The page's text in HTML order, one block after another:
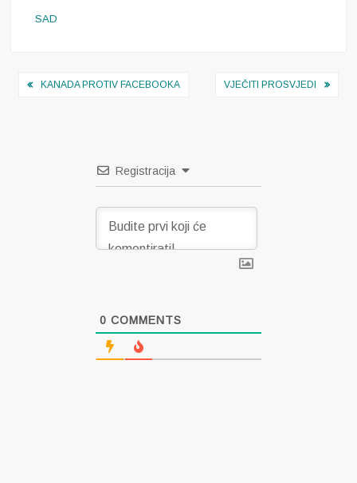
SAD
Navigacija
KANADA PROTIV FACEBOOKA VJEČITI PROSVJEDI
Registracija
0 COMMENTS